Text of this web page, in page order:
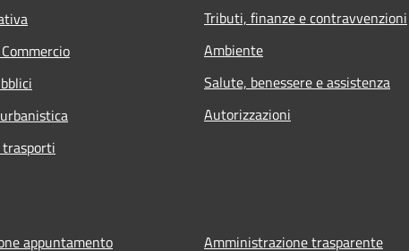
Tributi, finanze e contravvenzioni
Ambiente
Salute, benessere e assistenza
Autorizzazioni
appuntamento Amministrazione trasparente